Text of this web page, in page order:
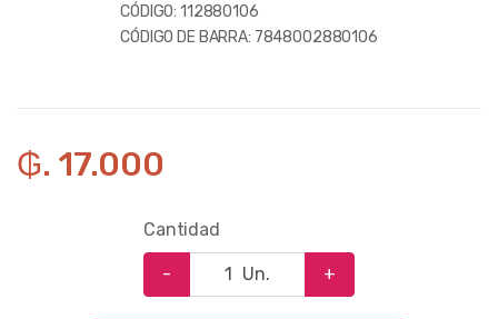
CÓDIGO: 112880106
CÓDIGO DE BARRA: 7848002880106
₲. 17.000
Cantidad
- Un. +